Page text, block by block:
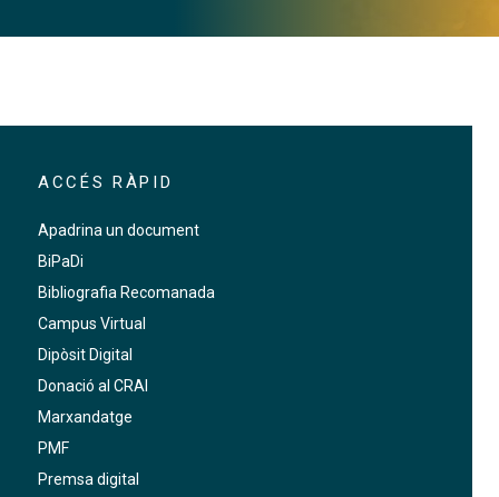
https://crai.ub.edu/exposicio-virtual/crai-
biblioteca-fons-antic/exposicio-virtual-
maria-antonieta
ACCÉS RÀPID
Apadrina un document
BiPaDi
Bibliografia Recomanada
Campus Virtual
Dipòsit Digital
Donació al CRAI
Marxandatge
PMF
Premsa digital